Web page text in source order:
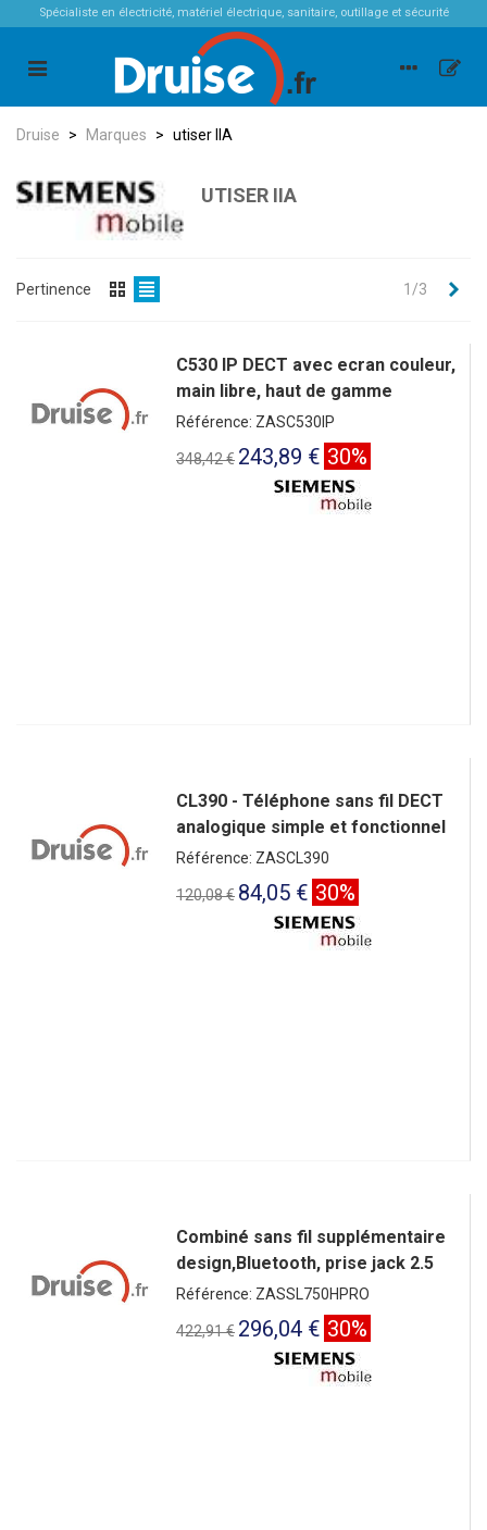
Spécialiste en électricité, matériel électrique, sanitaire, outillage et sécurité
Druise > Marques > utiser IIA
UTISER IIA
Pertinence 1/3
C530 IP DECT avec ecran couleur,
main libre, haut de gamme
Référence: ZASC530IP
348,42 € 243,89 € 30%
CL390 - Téléphone sans fil DECT
analogique simple et fonctionnel
Référence: ZASCL390
120,08 € 84,05 € 30%
Combiné sans fil supplémentaire
design,Bluetooth, prise jack 2.5
Référence: ZASSL750HPRO
422,91 € 296,04 € 30%